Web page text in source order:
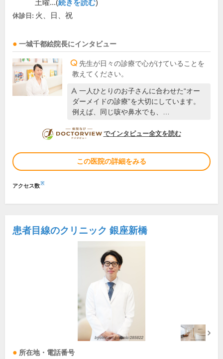
土曜...(続きを読む)
休診日: 火、日、祝
一城千都絵院長にインタビュー
先生が日々の診療で心がけていることを
教えてください。
一人ひとりのお子さんに合わせた“オー
ダーメイドの診療”を大切にしています。
例えば、同じ咳や鼻水でも、…
DOCTORVIEW
でインタビュー全文を読む
この医院の詳細をみる
アクセス数※
患者目線のクリニック 銀座新橋
所在地・電話番号